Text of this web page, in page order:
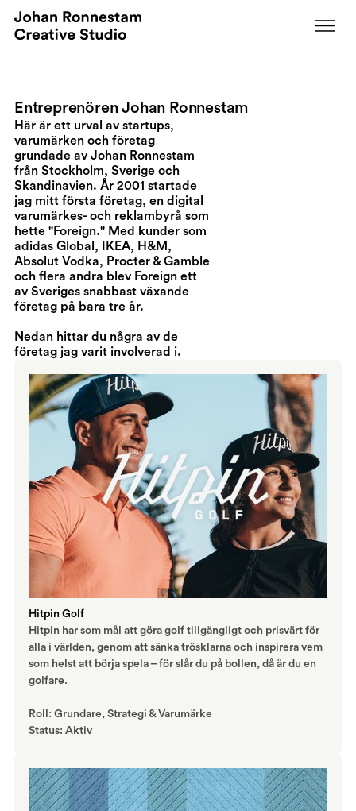
Entreprenören Johan Ronnestam
Här är ett urval av startups,
varumärken och företag
grundade av Johan Ronnestam
från Stockholm, Sverige och
Skandinavien. År 2001 startade
jag mitt första företag, en digital
varumärkes- och reklambyrå som
hette "Foreign." Med kunder som
adidas Global, IKEA, H&M,
Absolut Vodka, Procter & Gamble
och flera andra blev Foreign ett
av Sveriges snabbast växande
företag på bara tre år.
Nedan hittar du några av de
företag jag varit involverad i.
Hitpin Golf
Hitpin har som mål att göra golf tillgängligt och prisvärt för
alla i världen, genom att sänka trösklarna och inspirera vem
som helst att börja spela – för slår du på bollen, då är du en
golfare.
Roll: Grundare, Strategi & Varumärke
Status: Aktiv